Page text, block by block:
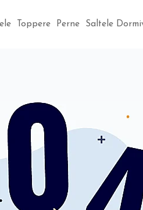
Toppere Perne Saltele